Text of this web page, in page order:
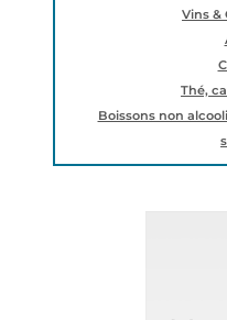
Vins &
Thé,
Boissons non